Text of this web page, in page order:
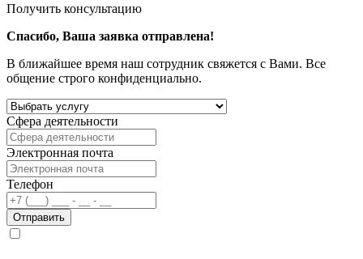
Получить консультацию
Спасибо, Ваша заявка отправлена!
В ближайшее время наш сотрудник свяжется с Вами. Все
общение строго конфиденциально.
Сфера деятельности
Электронная почта
Телефон
Отправить